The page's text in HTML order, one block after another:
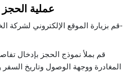
عملية الحجز
قم بزيارة الموقع الإلكتروني لشركة
قم بملأ نموذج الحجز بإدخال
المغادرة ووجهة الوصول وتاريخ